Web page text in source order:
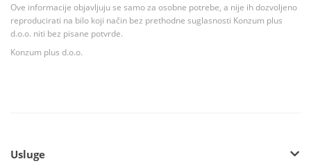
Ove informacije objavljuju se samo za osobne potrebe, a nije ih dozvoljeno
reproducirati na bilo koji način bez prethodne suglasnosti Konzum plus
d.o.o. niti bez pisane potvrde.
Konzum plus d.o.o.
Usluge